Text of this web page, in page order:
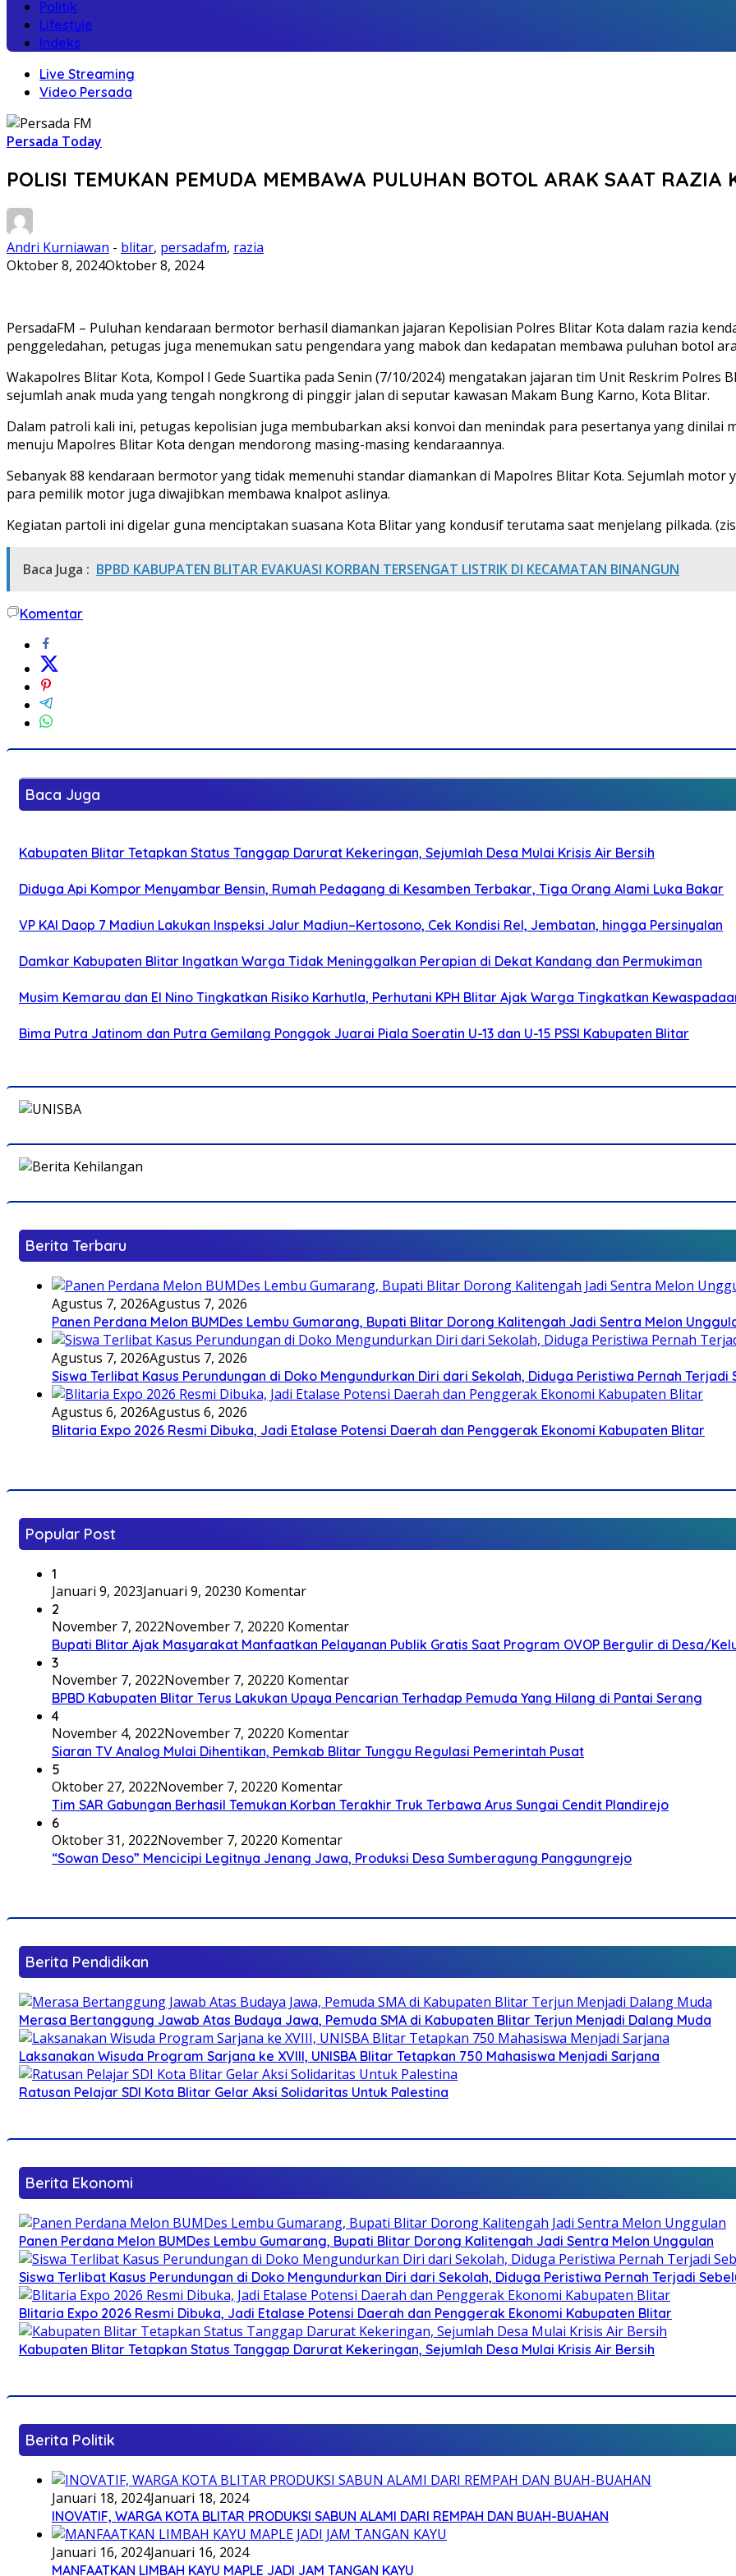
Politik
Lifestyle
Indeks
Live Streaming
Video Persada
Persada Today
POLISI TEMUKAN PEMUDA MEMBAWA PULUHAN BOTOL ARAK SAAT RAZIA
Andri Kurniawan - blitar, persadafm, razia
Oktober 8, 2024Oktober 8, 2024
PersadaFM – Puluhan kendaraan bermotor berhasil diamankan jajaran Kepolisian Polres Blitar Kota dalam razia
penggeledahan, petugas juga menemukan satu pengendara yang mabok dan kedapatan membawa puluhan botol
Wakapolres Blitar Kota, Kompol I Gede Suartika pada Senin (7/10/2024) mengatakan jajaran tim Unit Reskrim
sejumlah anak muda yang tengah nongkrong di pinggir jalan di seputar kawasan Makam Bung Karno, Kota Blitar.
Dalam patroli kali ini, petugas kepolisian juga membubarkan aksi konvoi dan menindak para pesertanya yang dinilai
menuju Mapolres Blitar Kota dengan mendorong masing-masing kendaraannya.
Sebanyak 88 kendaraan bermotor yang tidak memenuhi standar diamankan di Mapolres Blitar Kota. Sejumlah
para pemilik motor juga diwajibkan membawa knalpot aslinya.
Kegiatan partoli ini digelar guna menciptakan suasana Kota Blitar yang kondusif terutama saat menjelang pilkada.
Baca Juga : BPBD KABUPATEN BLITAR EVAKUASI KORBAN TERSENGAT LISTRIK DI KECAMATAN BINANGUN
Komentar
Baca Juga
Kabupaten Blitar Tetapkan Status Tanggap Darurat Kekeringan, Sejumlah Desa Mulai Krisis Air Bersih
Diduga Api Kompor Menyambar Bensin, Rumah Pedagang di Kesamben Terbakar, Tiga Orang Alami Luka Bakar
VP KAI Daop 7 Madiun Lakukan Inspeksi Jalur Madiun–Kertosono, Cek Kondisi Rel, Jembatan, hingga Persinyalan
Damkar Kabupaten Blitar Ingatkan Warga Tidak Meninggalkan Perapian di Dekat Kandang dan Permukiman
Musim Kemarau dan El Nino Tingkatkan Risiko Karhutla, Perhutani KPH Blitar Ajak Warga Tingkatkan
Bima Putra Jatinom dan Putra Gemilang Ponggok Juarai Piala Soeratin U-13 dan U-15 PSSI Kabupaten Blitar
Berita Terbaru
Agustus 7, 2026Agustus 7, 2026
Panen Perdana Melon BUMDes Lembu Gumarang, Bupati Blitar Dorong Kalitengah Jadi Sentra Melon
Agustus 7, 2026Agustus 7, 2026
Siswa Terlibat Kasus Perundungan di Doko Mengundurkan Diri dari Sekolah, Diduga Peristiwa Pernah Terjadi
Agustus 6, 2026Agustus 6, 2026
Blitaria Expo 2026 Resmi Dibuka, Jadi Etalase Potensi Daerah dan Penggerak Ekonomi Kabupaten Blitar
Popular Post
1
Januari 9, 2023Januari 9, 20230 Komentar
2
November 7, 2022November 7, 20220 Komentar
Bupati Blitar Ajak Masyarakat Manfaatkan Pelayanan Publik Gratis Saat Program OVOP Bergulir di Desa/
3
November 7, 2022November 7, 20220 Komentar
BPBD Kabupaten Blitar Terus Lakukan Upaya Pencarian Terhadap Pemuda Yang Hilang di Pantai Serang
4
November 4, 2022November 7, 20220 Komentar
Siaran TV Analog Mulai Dihentikan, Pemkab Blitar Tunggu Regulasi Pemerintah Pusat
5
Oktober 27, 2022November 7, 20220 Komentar
Tim SAR Gabungan Berhasil Temukan Korban Terakhir Truk Terbawa Arus Sungai Cendit Plandirejo
6
Oktober 31, 2022November 7, 20220 Komentar
“Sowan Deso” Mencicipi Legitnya Jenang Jawa, Produksi Desa Sumberagung Panggungrejo
Berita Pendidikan
Merasa Bertanggung Jawab Atas Budaya Jawa, Pemuda SMA di Kabupaten Blitar Terjun Menjadi Dalang Muda
Laksanakan Wisuda Program Sarjana ke XVIII, UNISBA Blitar Tetapkan 750 Mahasiswa Menjadi Sarjana
Ratusan Pelajar SDI Kota Blitar Gelar Aksi Solidaritas Untuk Palestina
Berita Ekonomi
Panen Perdana Melon BUMDes Lembu Gumarang, Bupati Blitar Dorong Kalitengah Jadi Sentra Melon Unggulan
Siswa Terlibat Kasus Perundungan di Doko Mengundurkan Diri dari Sekolah, Diduga Peristiwa Pernah Terjadi
Blitaria Expo 2026 Resmi Dibuka, Jadi Etalase Potensi Daerah dan Penggerak Ekonomi Kabupaten Blitar
Kabupaten Blitar Tetapkan Status Tanggap Darurat Kekeringan, Sejumlah Desa Mulai Krisis Air Bersih
Berita Politik
Januari 18, 2024Januari 18, 2024
INOVATIF, WARGA KOTA BLITAR PRODUKSI SABUN ALAMI DARI REMPAH DAN BUAH-BUAHAN
Januari 16, 2024Januari 16, 2024
MANFAATKAN LIMBAH KAYU MAPLE JADI JAM TANGAN KAYU